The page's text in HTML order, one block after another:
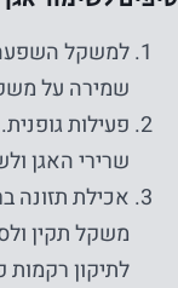
למשקל השפעה
שמירה על
פעילות
שרירי האגן
אכילת תזונה
משקל תקין
לתיקון רקמות